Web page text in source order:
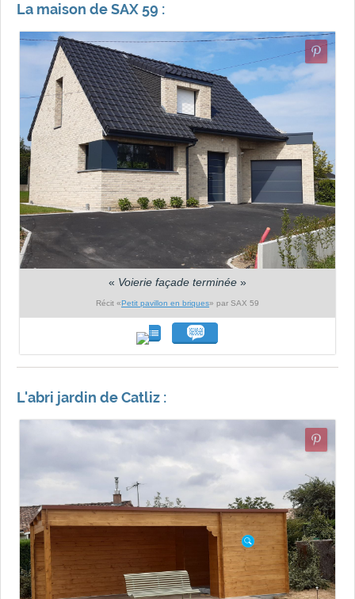
La maison de SAX 59 :
« Voierie façade terminée »
Récit «Petit pavillon en briques» par SAX 59
L'abri jardin de Catliz :